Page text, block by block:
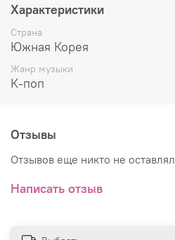
Характеристики
Страна
Южная Корея
Жанр музыки
К-поп
Отзывы
Отзывов еще никто не оставлял
Написать отзыв